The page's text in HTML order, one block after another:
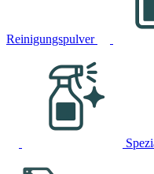
Reinigungspulver